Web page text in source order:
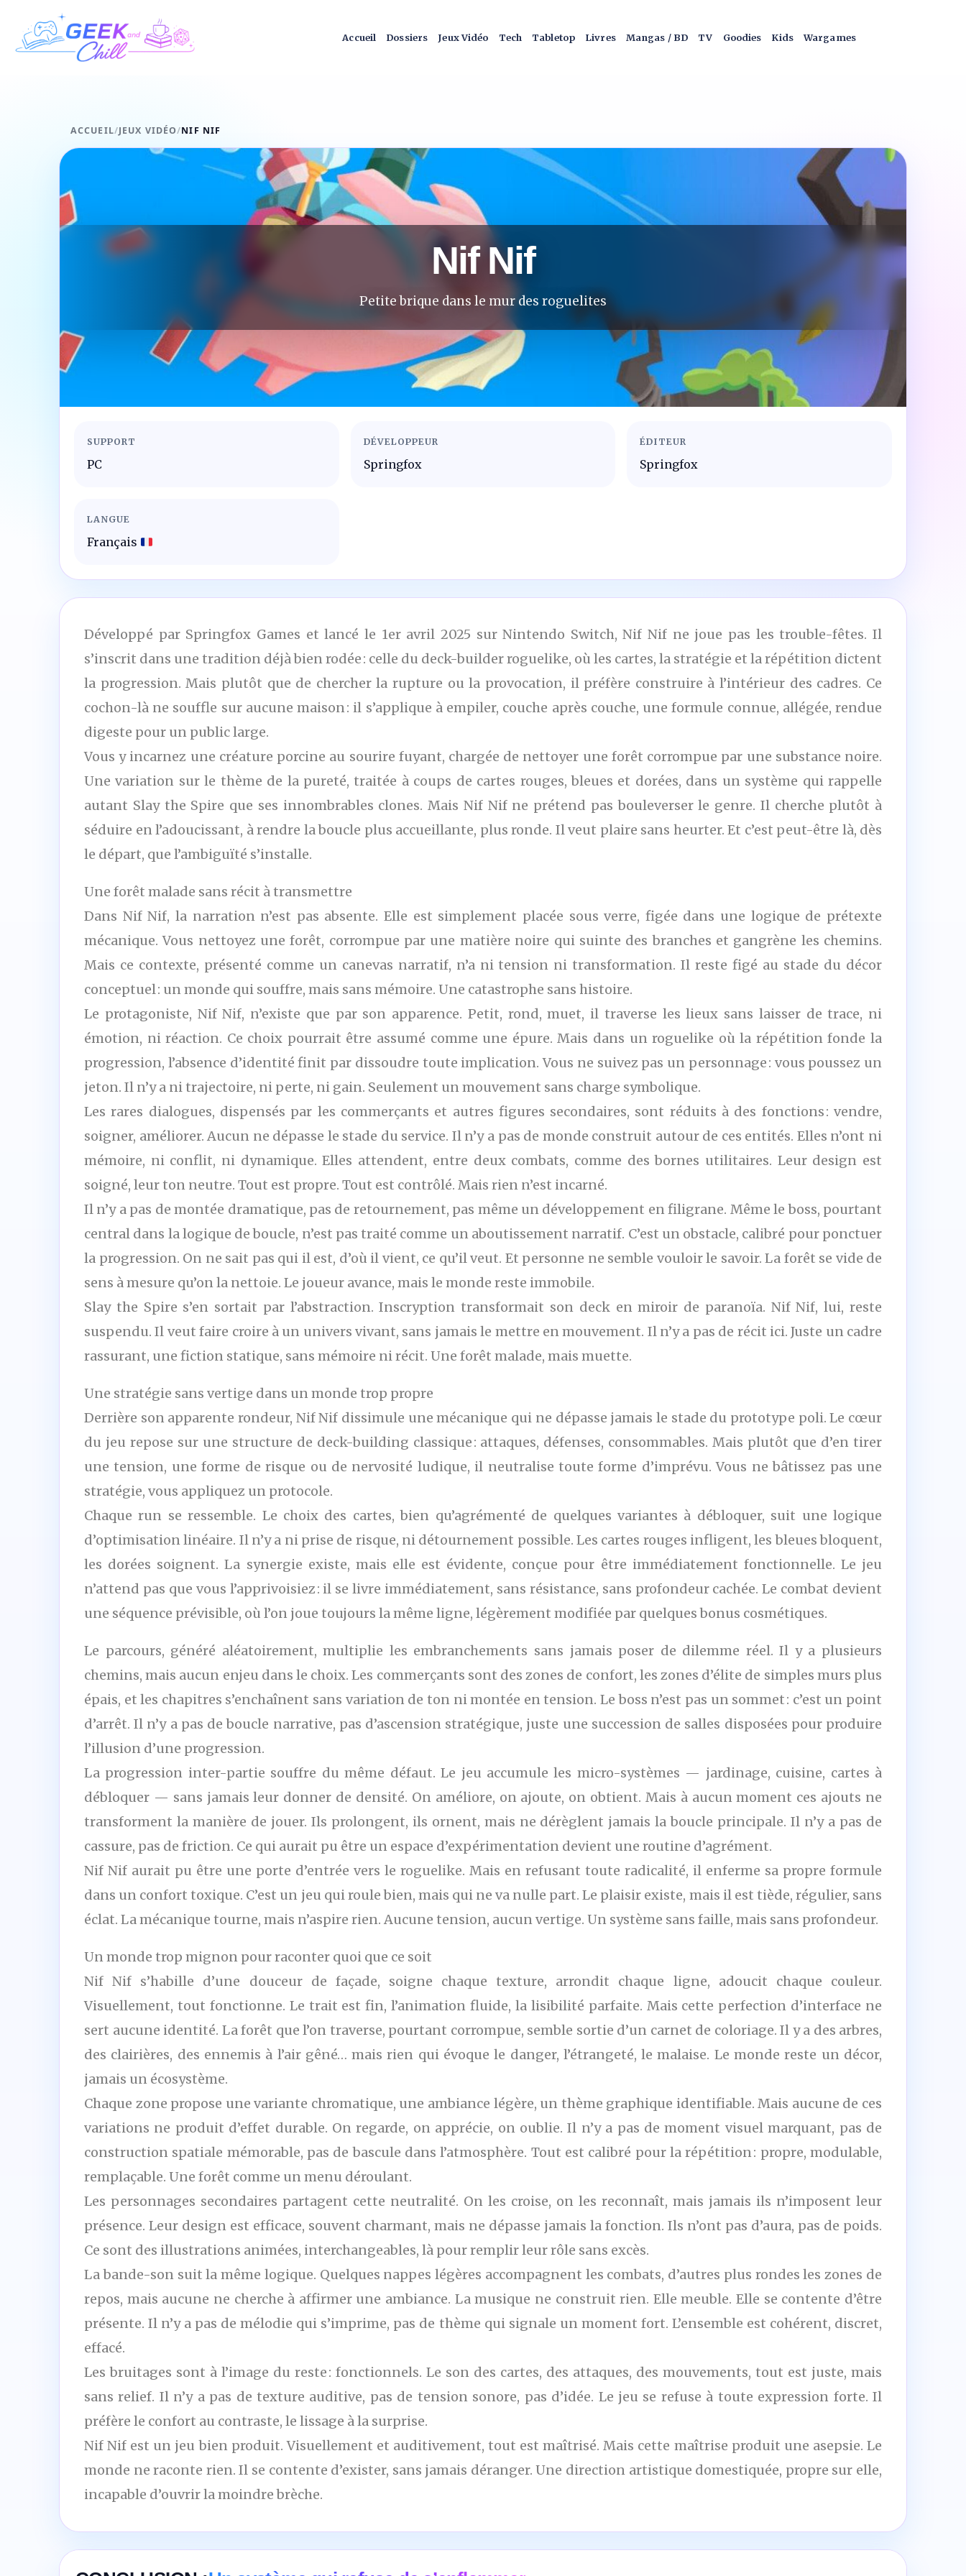
Aller au contenu
Accueil Dossiers Jeux Vidéo Tech Tabletop Livres Mangas / BD TV Goodies Kids Wargames
ACCUEIL/JEUX VIDÉO/NIF NIF
Nif Nif
Petite brique dans le mur des roguelites
SUPPORT
PC
DÉVELOPPEUR
Springfox
ÉDITEUR
Springfox
LANGUE
Français
Développé par Springfox Games et lancé le 1er avril 2025 sur Nintendo Switch, Nif Nif ne joue pas les trouble-fêtes. Il
s’inscrit dans une tradition déjà bien rodée : celle du deck-builder roguelike, où les cartes, la stratégie et la répétition dictent
la progression. Mais plutôt que de chercher la rupture ou la provocation, il préfère construire à l’intérieur des cadres. Ce
cochon-là ne souffle sur aucune maison : il s’applique à empiler, couche après couche, une formule connue, allégée, rendue
digeste pour un public large.
Vous y incarnez une créature porcine au sourire fuyant, chargée de nettoyer une forêt corrompue par une substance noire.
Une variation sur le thème de la pureté, traitée à coups de cartes rouges, bleues et dorées, dans un système qui rappelle
autant Slay the Spire que ses innombrables clones. Mais Nif Nif ne prétend pas bouleverser le genre. Il cherche plutôt à
séduire en l’adoucissant, à rendre la boucle plus accueillante, plus ronde. Il veut plaire sans heurter. Et c’est peut-être là, dès
le départ, que l’ambiguïté s’installe.
Une forêt malade sans récit à transmettre
Dans Nif Nif, la narration n’est pas absente. Elle est simplement placée sous verre, figée dans une logique de prétexte
mécanique. Vous nettoyez une forêt, corrompue par une matière noire qui suinte des branches et gangrène les chemins.
Mais ce contexte, présenté comme un canevas narratif, n’a ni tension ni transformation. Il reste figé au stade du décor
conceptuel : un monde qui souffre, mais sans mémoire. Une catastrophe sans histoire.
Le protagoniste, Nif Nif, n’existe que par son apparence. Petit, rond, muet, il traverse les lieux sans laisser de trace, ni
émotion, ni réaction. Ce choix pourrait être assumé comme une épure. Mais dans un roguelike où la répétition fonde la
progression, l’absence d’identité finit par dissoudre toute implication. Vous ne suivez pas un personnage : vous poussez un
jeton. Il n’y a ni trajectoire, ni perte, ni gain. Seulement un mouvement sans charge symbolique.
Les rares dialogues, dispensés par les commerçants et autres figures secondaires, sont réduits à des fonctions : vendre,
soigner, améliorer. Aucun ne dépasse le stade du service. Il n’y a pas de monde construit autour de ces entités. Elles n’ont ni
mémoire, ni conflit, ni dynamique. Elles attendent, entre deux combats, comme des bornes utilitaires. Leur design est
soigné, leur ton neutre. Tout est propre. Tout est contrôlé. Mais rien n’est incarné.
Il n’y a pas de montée dramatique, pas de retournement, pas même un développement en filigrane. Même le boss, pourtant
central dans la logique de boucle, n’est pas traité comme un aboutissement narratif. C’est un obstacle, calibré pour ponctuer
la progression. On ne sait pas qui il est, d’où il vient, ce qu’il veut. Et personne ne semble vouloir le savoir. La forêt se vide de
sens à mesure qu’on la nettoie. Le joueur avance, mais le monde reste immobile.
Slay the Spire s’en sortait par l’abstraction. Inscryption transformait son deck en miroir de paranoïa. Nif Nif, lui, reste
suspendu. Il veut faire croire à un univers vivant, sans jamais le mettre en mouvement. Il n’y a pas de récit ici. Juste un cadre
rassurant, une fiction statique, sans mémoire ni récit. Une forêt malade, mais muette.
Une stratégie sans vertige dans un monde trop propre
Derrière son apparente rondeur, Nif Nif dissimule une mécanique qui ne dépasse jamais le stade du prototype poli. Le cœur
du jeu repose sur une structure de deck-building classique : attaques, défenses, consommables. Mais plutôt que d’en tirer
une tension, une forme de risque ou de nervosité ludique, il neutralise toute forme d’imprévu. Vous ne bâtissez pas une
stratégie, vous appliquez un protocole.
Chaque run se ressemble. Le choix des cartes, bien qu’agrémenté de quelques variantes à débloquer, suit une logique
d’optimisation linéaire. Il n’y a ni prise de risque, ni détournement possible. Les cartes rouges infligent, les bleues bloquent,
les dorées soignent. La synergie existe, mais elle est évidente, conçue pour être immédiatement fonctionnelle. Le jeu
n’attend pas que vous l’apprivoisiez : il se livre immédiatement, sans résistance, sans profondeur cachée. Le combat devient
une séquence prévisible, où l’on joue toujours la même ligne, légèrement modifiée par quelques bonus cosmétiques.
Le parcours, généré aléatoirement, multiplie les embranchements sans jamais poser de dilemme réel. Il y a plusieurs
chemins, mais aucun enjeu dans le choix. Les commerçants sont des zones de confort, les zones d’élite de simples murs plus
épais, et les chapitres s’enchaînent sans variation de ton ni montée en tension. Le boss n’est pas un sommet : c’est un point
d’arrêt. Il n’y a pas de boucle narrative, pas d’ascension stratégique, juste une succession de salles disposées pour produire
l’illusion d’une progression.
La progression inter-partie souffre du même défaut. Le jeu accumule les micro-systèmes — jardinage, cuisine, cartes à
débloquer — sans jamais leur donner de densité. On améliore, on ajoute, on obtient. Mais à aucun moment ces ajouts ne
transforment la manière de jouer. Ils prolongent, ils ornent, mais ne dérèglent jamais la boucle principale. Il n’y a pas de
cassure, pas de friction. Ce qui aurait pu être un espace d’expérimentation devient une routine d’agrément.
Nif Nif aurait pu être une porte d’entrée vers le roguelike. Mais en refusant toute radicalité, il enferme sa propre formule
dans un confort toxique. C’est un jeu qui roule bien, mais qui ne va nulle part. Le plaisir existe, mais il est tiède, régulier, sans
éclat. La mécanique tourne, mais n’aspire rien. Aucune tension, aucun vertige. Un système sans faille, mais sans profondeur.
Un monde trop mignon pour raconter quoi que ce soit
Nif Nif s’habille d’une douceur de façade, soigne chaque texture, arrondit chaque ligne, adoucit chaque couleur.
Visuellement, tout fonctionne. Le trait est fin, l’animation fluide, la lisibilité parfaite. Mais cette perfection d’interface ne
sert aucune identité. La forêt que l’on traverse, pourtant corrompue, semble sortie d’un carnet de coloriage. Il y a des arbres,
des clairières, des ennemis à l’air gêné… mais rien qui évoque le danger, l’étrangeté, le malaise. Le monde reste un décor,
jamais un écosystème.
Chaque zone propose une variante chromatique, une ambiance légère, un thème graphique identifiable. Mais aucune de ces
variations ne produit d’effet durable. On regarde, on apprécie, on oublie. Il n’y a pas de moment visuel marquant, pas de
construction spatiale mémorable, pas de bascule dans l’atmosphère. Tout est calibré pour la répétition : propre, modulable,
remplaçable. Une forêt comme un menu déroulant.
Les personnages secondaires partagent cette neutralité. On les croise, on les reconnaît, mais jamais ils n’imposent leur
présence. Leur design est efficace, souvent charmant, mais ne dépasse jamais la fonction. Ils n’ont pas d’aura, pas de poids.
Ce sont des illustrations animées, interchangeables, là pour remplir leur rôle sans excès.
La bande-son suit la même logique. Quelques nappes légères accompagnent les combats, d’autres plus rondes les zones de
repos, mais aucune ne cherche à affirmer une ambiance. La musique ne construit rien. Elle meuble. Elle se contente d’être
présente. Il n’y a pas de mélodie qui s’imprime, pas de thème qui signale un moment fort. L’ensemble est cohérent, discret,
effacé.
Les bruitages sont à l’image du reste : fonctionnels. Le son des cartes, des attaques, des mouvements, tout est juste, mais
sans relief. Il n’y a pas de texture auditive, pas de tension sonore, pas d’idée. Le jeu se refuse à toute expression forte. Il
préfère le confort au contraste, le lissage à la surprise.
Nif Nif est un jeu bien produit. Visuellement et auditivement, tout est maîtrisé. Mais cette maîtrise produit une asepsie. Le
monde ne raconte rien. Il se contente d’exister, sans jamais déranger. Une direction artistique domestiquée, propre sur elle,
incapable d’ouvrir la moindre brèche.